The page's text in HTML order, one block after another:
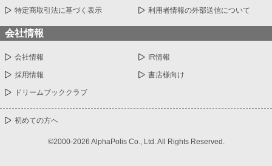
特定商取引法に基づく表示 利用者情報の外部送信について
会社情報
会社情報 IR情報
採用情報 書店様向け
ドリームブッククラブ
初めての方へ
©2000-2026 AlphaPolis Co., Ltd. All Rights Reserved.